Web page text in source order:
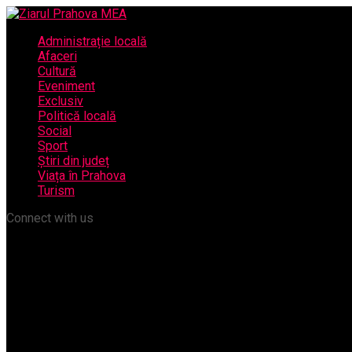
Administrație locală
Afaceri
Cultură
Eveniment
Exclusiv
Politică locală
Social
Sport
Știri din județ
Viața în Prahova
Turism
Connect with us